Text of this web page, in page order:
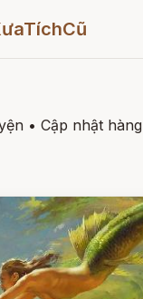
• Cập nhật hàng